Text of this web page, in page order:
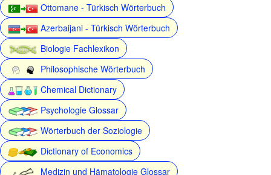
Ottomane - Türkisch Wörterbuch
Azerbaijani - Türkisch Wörterbuch
Biologie Fachlexikon
Philosophische Wörterbuch
Chemical Dictionary
Psychologie Glossar
Wörterbuch der Soziologie
Dictionary of Economics
Medizin und Hämatologie Glossar